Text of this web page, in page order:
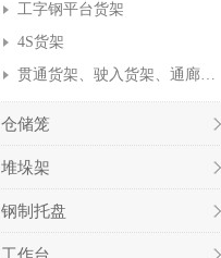
工字钢平台货架
4S货架
贯通货架、驶入货架、通廊货架
仓储笼
堆垛架
钢制托盘